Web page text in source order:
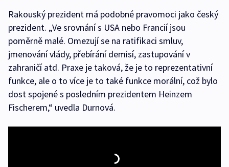
Rakouský prezident má podobné pravomoci jako český
prezident. „Ve srovnání s USA nebo Francií jsou
poměrně malé. Omezují se na ratifikaci smluv,
jmenování vlády, přebírání demisí, zastupování v
zahraničí atd. Praxe je taková, že je to reprezentativní
funkce, ale o to více je to také funkce morální, což bylo
dost spojené s posledním prezidentem Heinzem
Fischerem,“ uvedla Durnová.